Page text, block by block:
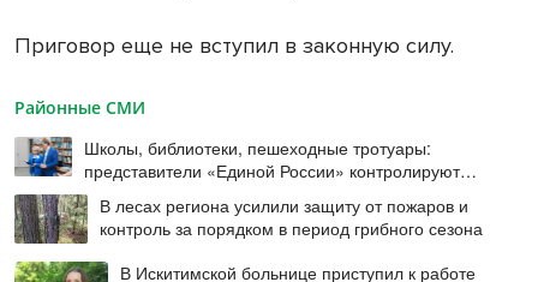
Приговор еще не вступил в законную силу.
Районные СМИ
Школы, библиотеки, пешеходные тротуары:
представители «Единой России» контролируют
работы на социальных объектах
В лесах региона усилили защиту от пожаров и
контроль за порядком в период грибного сезона
В Искитимской больнице приступил к работе